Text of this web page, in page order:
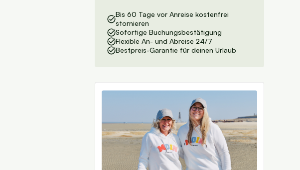
Bis 60 Tage vor Anreise kostenfrei
stornieren
Sofortige Buchungsbestätigung
Flexible An- und Abreise 24/7
Bestpreis-Garantie für deinen Urlaub